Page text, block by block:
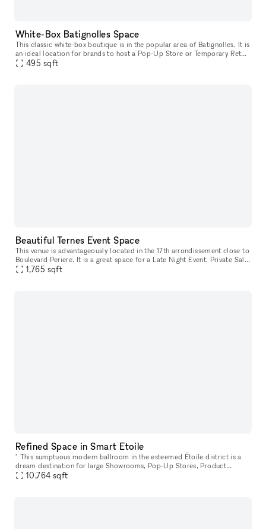
White-Box Batignolles Space
This classic white-box boutique is in the popular area of Batignolles. It is
an ideal location for brands to host a Pop-Up Store or Temporary Retail
Venture. This cozy space is filled with a contras
495 sqft
Beautiful Ternes Event Space
This venue is advantageously located in the 17th arrondissement close to
Boulevard Periere. It is a great space for a Late Night Event, Private Sale
1,765 sqft
Refined Space in Smart Etoile
" This sumptuous modern ballroom in the esteemed Étoile district is a
dream destination for large Showrooms, Pop-Up Stores, Product
10,764 sqft